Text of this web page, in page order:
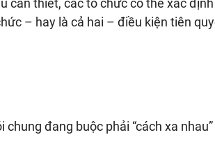
cần thiết, các tổ chức có thể xác
– hay là cả hai – điều kiện tiên
đang buộc phải “cách xa